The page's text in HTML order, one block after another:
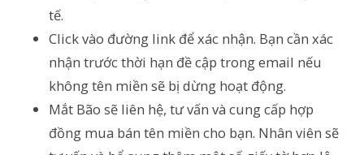
tế.
Click vào đường link để xác nhận. Bạn cần xác
nhận trước thời hạn đề cập trong email nếu
không tên miền sẽ bị dừng hoạt động.
Mắt Bão sẽ liên hệ, tư vấn và cung cấp hợp
đồng mua bán tên miền cho bạn. Nhân viên sẽ